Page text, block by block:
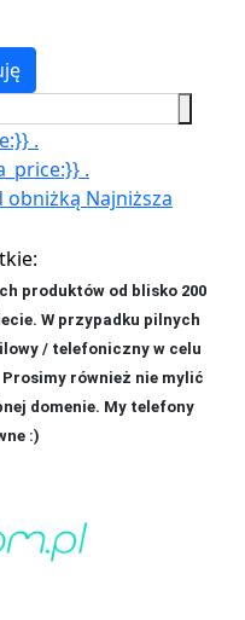
.
.
obniżką Najniższa
produktów od blisko 200
W przypadku pilnych
/ telefoniczny w celu
rosimy również nie mylić
domenie. My telefony
:)